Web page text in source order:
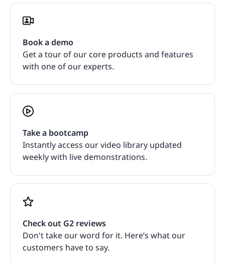
Book a demo
Get a tour of our core products and features
with one of our experts.
Take a bootcamp
Instantly access our video library updated
weekly with live demonstrations.
Check out G2 reviews
Don't take our word for it. Here’s what our
customers have to say.